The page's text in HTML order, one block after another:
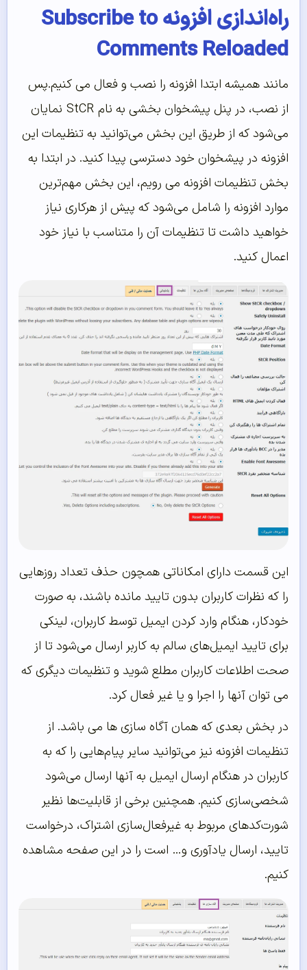
راه‌اندازی افزونه Subscribe to
Comments Reloaded
مانند همیشه ابتدا افزونه را نصب و فعال می کنیم.پس
از نصب، در پنل پیشخوان بخشی به نام StCR نمایان
می‌شود که از طریق این بخش می‌توانید به تنظیمات این
افزونه در پیشخوان خود دسترسی پیدا کنید. در ابتدا به
بخش تنظیمات افزونه می رویم، این بخش مهم‌ترین
موارد افزونه را شامل می‌شود که پیش از هرکاری نیاز
خواهید داشت تا تنظیمات آن را متناسب با نیاز خود
اعمال کنید.
این قسمت دارای امکاناتی همچون حذف تعداد روزهایی
را که نظرات کاربران بدون تایید مانده باشند، به صورت
خودکار، هنگام وارد کردن ایمیل توسط کاربران، لینکی
برای تایید ایمیل‌های سالم به کاربر ارسال می‌شود تا از
صحت اطلاعات کاربران مطلع شوید و تنظیمات دیگری که
می توان آنها را اجرا و یا غیر فعال کرد.
در بخش بعدی که همان آگاه سازی ها می باشد. از
تنظیمات افزونه نیز می‌توانید سایر پیام‌هایی را که به
کاربران در هنگام ارسال ایمیل به آنها ارسال می‌شود
شخصی‌سازی کنیم. همچنین برخی از قابلیت‌ها نظیر
شورت‌کدهای مربوط به غیرفعال‌سازی اشتراک‌، درخواست
تایید، ارسال یادآوری و… است را در این صفحه مشاهده
کنیم.